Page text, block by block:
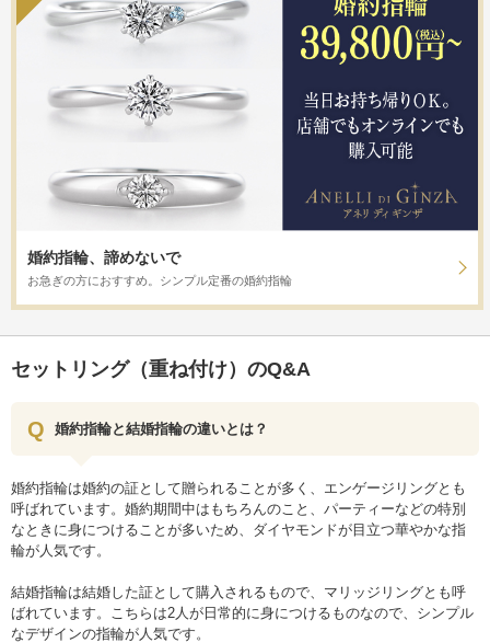
婚約指輪、諦めないで
お急ぎの方におすすめ。シンプル定番の婚約指輪
セットリング（重ね付け）のQ&A
婚約指輪と結婚指輪の違いとは？
婚約指輪は婚約の証として贈られることが多く、エンゲージリングとも
呼ばれています。婚約期間中はもちろんのこと、パーティーなどの特別
なときに身につけることが多いため、ダイヤモンドが目立つ華やかな指
輪が人気です。
結婚指輪は結婚した証として購入されるもので、マリッジリングとも呼
ばれています。こちらは2人が日常的に身につけるものなので、シンプル
なデザインの指輪が人気です。